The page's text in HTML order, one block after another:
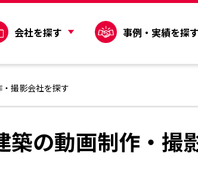
会社を探す 事例・実績を探す
撮影会社を探す
築の動画制作・撮